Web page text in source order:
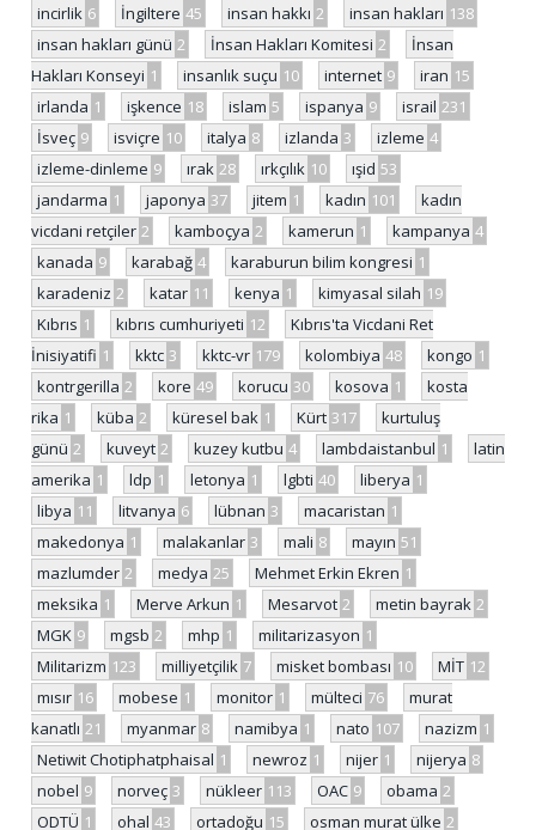
incirlik 6 İngiltere 45 insan hakkı 2 insan hakları 138
insan hakları günü 2 İnsan Hakları Komitesi 2
İnsan
Hakları Konseyi 1 insanlık suçu 10 internet 9 iran 15
irlanda 1 işkence 18 islam 5 ispanya 9 israil 231
İsveç 9 isviçre 10 italya 8 izlanda 3 izleme 4
izleme-dinleme 9 ırak 28 ırkçılık 10 ışid 53
jandarma 1 japonya 37 jitem 1 kadın 101
kadın
vicdani retçiler 2 kamboçya 2 kamerun 1 kampanya 4
kanada 9 karabağ 4 karaburun bilim kongresi 1
karadeniz 2 katar 11 kenya 1 kimyasal silah 19
Kıbrıs 1 kıbrıs cumhuriyeti 12
Kıbrıs'ta Vicdani Ret
İnisiyatifi 1 kktc 3 kktc-vr 179 kolombiya 48 kongo 1
kontrgerilla 2 kore 49 korucu 30 kosova 1
kosta
rika 1 küba 2 küresel bak 1 Kürt 317
kurtuluş
günü 2 kuveyt 2 kuzey kutbu 4 lambdaistanbul 1
latin
amerika 1 ldp 1 letonya 1 lgbti 40 liberya 1
libya 11 litvanya 6 lübnan 3 macaristan 1
makedonya 1 malakanlar 3 mali 8 mayın 51
mazlumder 2 medya 25 Mehmet Erkin Ekren 1
meksika 1 Merve Arkun 1 Mesarvot 2 metin bayrak 2
MGK 9 mgsb 2 mhp 1 militarizasyon 1
Militarizm 123 milliyetçilik 7 misket bombası 10 MİT 12
mısır 16 mobese 1 monitor 1 mülteci 76
murat
kanatlı 21 myanmar 8 namibya 1 nato 107 nazizm 1
Netiwit Chotiphatphaisal 1 newroz 1 nijer 1 nijerya 8
nobel 9 norveç 3 nükleer 113 OAC 9 obama 2
ODTÜ 1 ohal 43 ortadoğu 15 osman murat ülke 2